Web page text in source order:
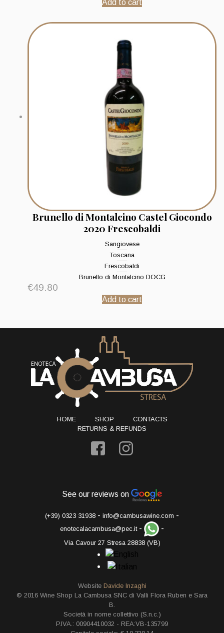
Add to cart
Brunello di Montalcino Castel Giocondo
2020 Frescobaldi
Sangiovese
Toscana
Frescobaldi
Brunello di Montalcino DOCG
€49.80
Add to cart
HOME SHOP
CONTACTS
RETURNS & REFUNDS
See our reviews on
(+39) 0323 31938 - info@cambusawine.com -
enotecalacambusa@pec.it- -
Via Cavour 27 Stresa 28838 (VB)
Website Davide Inzaghi
© 2016 Wine Shop La Cambusa SNC di Valli Flora Ruben e Sara
B.
Società in nome collettivo (S.n.c.)
P.IVA.: 00904410032 - REA:VB-135799